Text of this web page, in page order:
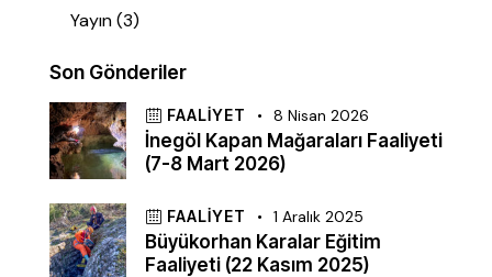
Yayın(3)
Son Gönderiler
FAALIYET 8 Nisan 2026
İnegöl Kapan Mağaraları Faaliyeti
(7-8 Mart 2026)
FAALIYET 1 Aralık 2025
Büyükorhan Karalar Eğitim
Faaliyeti (22 Kasım 2025)